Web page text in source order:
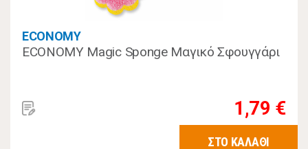
ECONOMY
ECONOMY Magic Sponge Μαγικό Σφουγγάρι
1,79 €
ΣΤΟ ΚΑΛΑΘΙ